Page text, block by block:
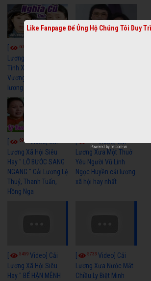
6054
Lương Xưa : Nghĩa Cũ
Tình Xưa - Minh
Vương Thoại Mỹ | cải
lương xã hội hay nhất
6969 Video] Cải
Lương Xã Hội Siêu
Hay " LỠ BƯỚC SANG
NGANG " Cải Lương Lệ
Thuỷ, Thanh Tuấn,
Hồng Nga
[
Video] Cải
Lương Xưa Một Thuở
Yêu Người Vũ Linh
Ngọc Huyền cải lương
xã hội hay nhất
5459 Video] Cải
Lương Xã Hội Siêu
Hay " BỂ HẬN MÊNH
5733Video] Cải
Lương Xưa Nước Mắt
Chiều Ly Biệt Minh
Like Fanpage Để Ủng Hộ Chúng Tôi Duy
Powered by netcore.vn